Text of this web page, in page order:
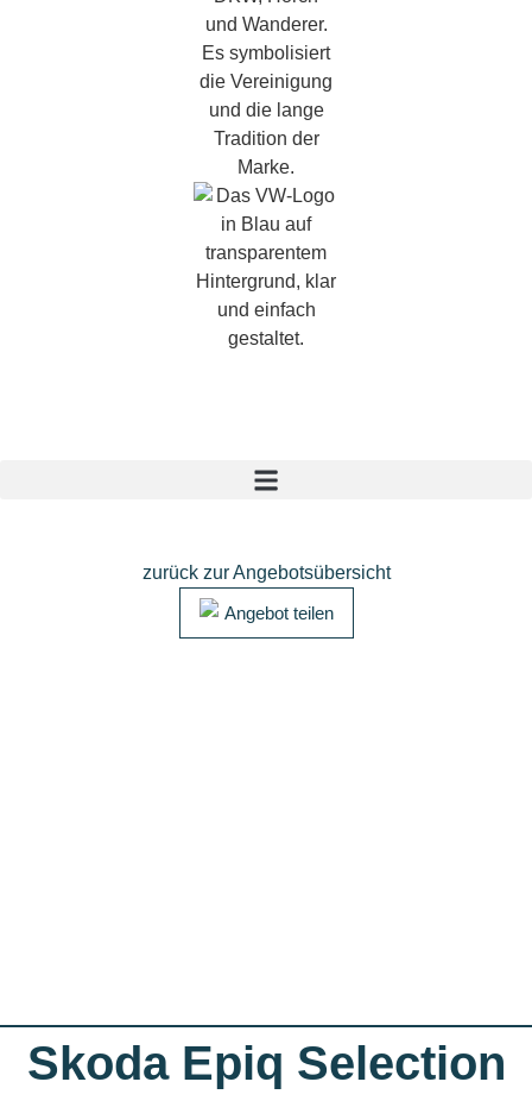
zurück zur Angebotsübersicht
Angebot teilen
Skoda Epiq Selection